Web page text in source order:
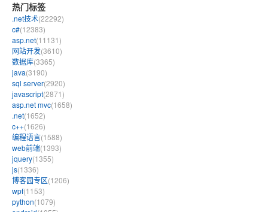
热门标签
.net技术(22292)
c#(12383)
asp.net(11131)
网站开发(3610)
数据库(3365)
java(3190)
sql server(2920)
javascript(2871)
asp.net mvc(1658)
.net(1652)
c++(1626)
编程语言(1588)
web前端(1393)
jquery(1355)
js(1336)
博客园专区(1206)
wpf(1153)
python(1079)